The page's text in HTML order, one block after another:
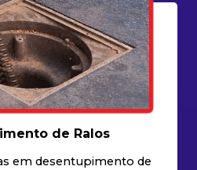
de Ralos
em desentupimento de